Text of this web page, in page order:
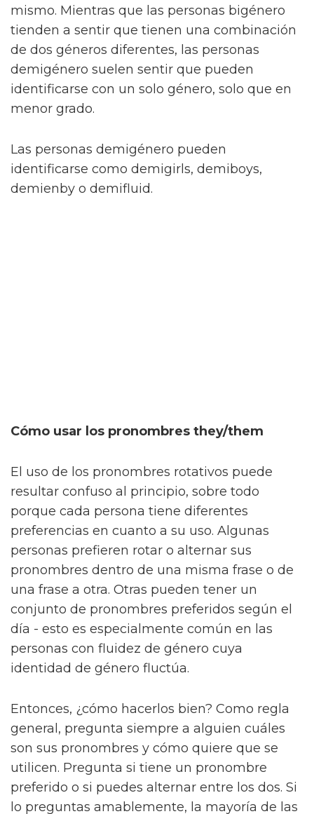
mismo. Mientras que las personas bigénero
tienden a sentir que tienen una combinación
de dos géneros diferentes, las personas
demigénero suelen sentir que pueden
identificarse con un solo género, solo que en
menor grado.
Las personas demigénero pueden
identificarse como demigirls, demiboys,
demienby o demifluid.
Cómo usar los pronombres they/them
El uso de los pronombres rotativos puede
resultar confuso al principio, sobre todo
porque cada persona tiene diferentes
preferencias en cuanto a su uso. Algunas
personas prefieren rotar o alternar sus
pronombres dentro de una misma frase o de
una frase a otra. Otras pueden tener un
conjunto de pronombres preferidos según el
día - esto es especialmente común en las
personas con fluidez de género cuya
identidad de género fluctúa.
Entonces, ¿cómo hacerlos bien? Como regla
general, pregunta siempre a alguien cuáles
son sus pronombres y cómo quiere que se
utilicen. Pregunta si tiene un pronombre
preferido o si puedes alternar entre los dos. Si
lo preguntas amablemente, la mayoría de las